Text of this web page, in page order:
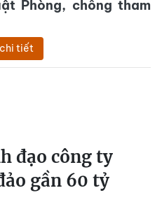
Phòng, chống tham
tiết
đạo công ty
gần 60 tỷ